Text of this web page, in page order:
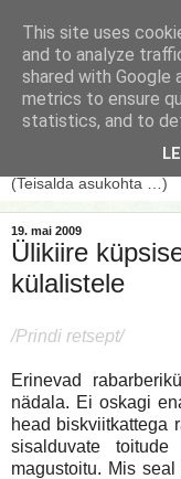
19. mai 2009
Ülikiire
külalistele
/Prindi retsept/
Erinevad
nädala. Ei oskagi
head biskviitkattega
sisalduvate
magustoitu. Mis
This site uses
and to analyze
shared with Google
metrics to ensure
statistics, and to